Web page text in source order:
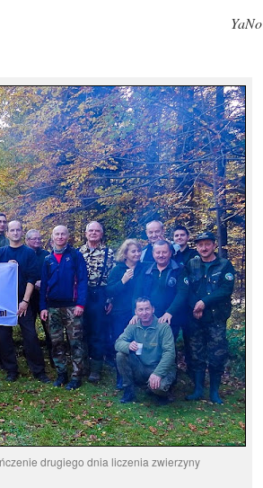
YaNo
drugiego dnia liczenia zwierzyny